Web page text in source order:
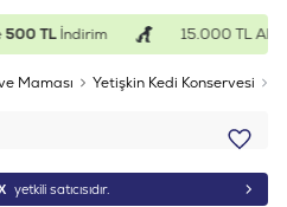
TLİndirim 15.000 TL
Maması Yetişkin Kedi Konservesi
yetkili satıcısıdır.